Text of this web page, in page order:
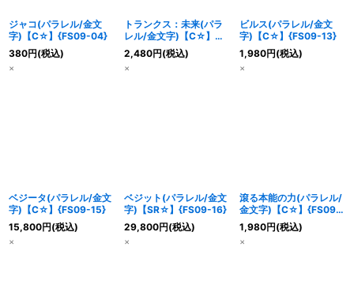
ジャコ(パラレル/金文
字)【C☆】{FS09-04}
380円(税込)
×
トランクス：未来(パラ
レル/金文字)【C☆】
{FS09-11}
2,480円(税込)
×
ビルス(パラレル/金文
字)【C☆】{FS09-13}
1,980円(税込)
×
ベジータ(パラレル/金文
字)【C☆】{FS09-15}
15,800円(税込)
×
ベジット(パラレル/金文
字)【SR☆】{FS09-16}
29,800円(税込)
×
滾る本能の力(パラレル/
金文字)【C☆】{FS09-
17}
1,980円(税込)
×